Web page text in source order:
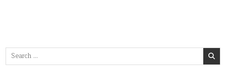
Search
for: